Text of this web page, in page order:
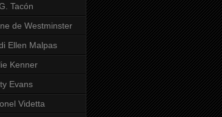
Tacón
de Westminster
Ellen Malpas
Kenner
Evans
Videtta